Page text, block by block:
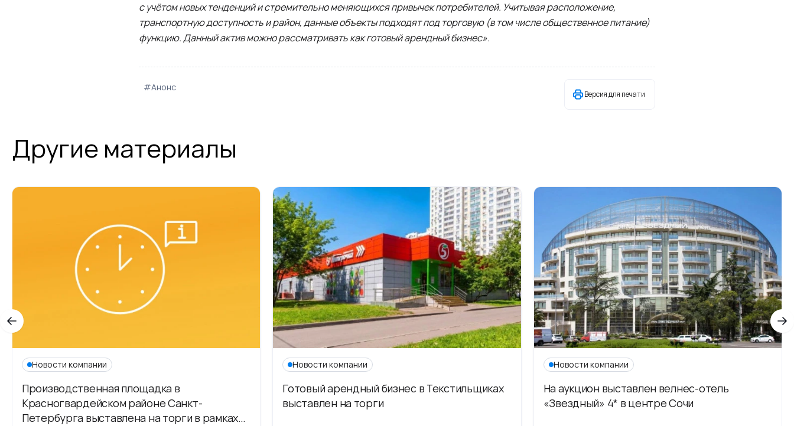
с учётом новых тенденций и стремительно меняющихся привычек потребителей. Учитывая расположение,
транспортную доступность и район, данные объекты подходят под торговую (в том числе общественное питание)
функцию. Данный актив можно рассматривать как готовый арендный бизнес».
#Анонс
Версия для печати
Другие материалы
Новости компании
Производственная площадка в
Красногвардейском районе Санкт-
Петербурга выставлена на торги в рамках
Новости компании
Готовый арендный бизнес в Текстильщиках
выставлен на торги
Новости компании
На аукцион выставлен велнес-отель
«Звездный» 4* в центре Сочи